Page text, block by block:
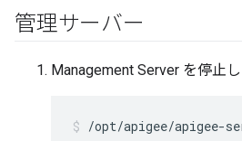
管理サーバー
Management Server を停止し
/opt/apigee/apigee-